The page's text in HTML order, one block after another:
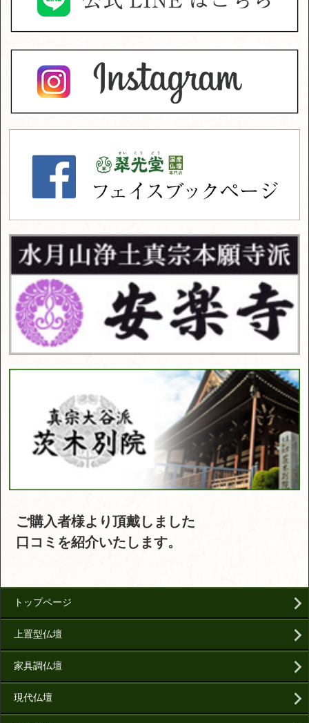
ご購入者様より頂戴しました
口コミを紹介いたします。
トップページ
上置型仏壇
家具調仏壇
現代仏壇